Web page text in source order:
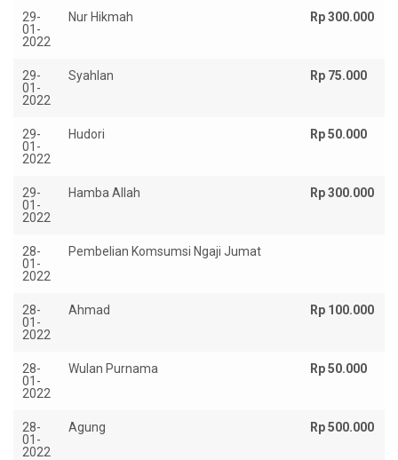
29-
01-
2022
Nur Hikmah Rp 300.000
29-
01-
2022
Syahlan Rp 75.000
29-
01-
2022
Hudori Rp 50.000
29-
01-
2022
Hamba Allah Rp 300.000
28-
01-
2022
Pembelian Komsumsi Ngaji Jumat
28-
01-
2022
Ahmad Rp 100.000
28-
01-
2022
Wulan Purnama Rp 50.000
28-
01-
2022
Agung Rp 500.000